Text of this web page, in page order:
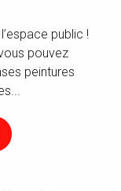
public !
pouvez
peintures